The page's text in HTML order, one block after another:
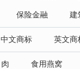
保险金融 建
中文商标 英文商
肉 食用燕窝